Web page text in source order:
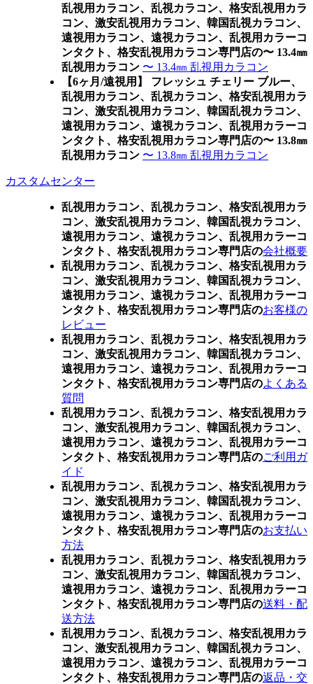
乱視用カラコン、乱視カラコン、格安乱視用カラ
コン、激安乱視用カラコン、韓国乱視カラコン、
遠視用カラコン、遠視カラコン、乱視用カラーコ
ンタクト、格安乱視用カラコン専門店の〜 13.4㎜
乱視用カラコン 〜 13.4㎜ 乱視用カラコン
【6ヶ月/遠視用】 フレッシュ チェリー ブルー、
乱視用カラコン、乱視カラコン、格安乱視用カラ
コン、激安乱視用カラコン、韓国乱視カラコン、
遠視用カラコン、遠視カラコン、乱視用カラーコ
ンタクト、格安乱視用カラコン専門店の〜 13.8㎜
乱視用カラコン 〜 13.8㎜ 乱視用カラコン
カスタムセンター
乱視用カラコン、乱視カラコン、格安乱視用カラ
コン、激安乱視用カラコン、韓国乱視カラコン、
遠視用カラコン、遠視カラコン、乱視用カラーコ
ンタクト、格安乱視用カラコン専門店の会社概要
乱視用カラコン、乱視カラコン、格安乱視用カラ
コン、激安乱視用カラコン、韓国乱視カラコン、
遠視用カラコン、遠視カラコン、乱視用カラーコ
ンタクト、格安乱視用カラコン専門店のお客様の
レビュー
乱視用カラコン、乱視カラコン、格安乱視用カラ
コン、激安乱視用カラコン、韓国乱視カラコン、
遠視用カラコン、遠視カラコン、乱視用カラーコ
ンタクト、格安乱視用カラコン専門店のよくある
質問
乱視用カラコン、乱視カラコン、格安乱視用カラ
コン、激安乱視用カラコン、韓国乱視カラコン、
遠視用カラコン、遠視カラコン、乱視用カラーコ
ンタクト、格安乱視用カラコン専門店のご利用ガ
イド
乱視用カラコン、乱視カラコン、格安乱視用カラ
コン、激安乱視用カラコン、韓国乱視カラコン、
遠視用カラコン、遠視カラコン、乱視用カラーコ
ンタクト、格安乱視用カラコン専門店のお支払い
方法
乱視用カラコン、乱視カラコン、格安乱視用カラ
コン、激安乱視用カラコン、韓国乱視カラコン、
遠視用カラコン、遠視カラコン、乱視用カラーコ
ンタクト、格安乱視用カラコン専門店の送料・配
送方法
乱視用カラコン、乱視カラコン、格安乱視用カラ
コン、激安乱視用カラコン、韓国乱視カラコン、
遠視用カラコン、遠視カラコン、乱視用カラーコ
ンタクト、格安乱視用カラコン専門店の返品・交